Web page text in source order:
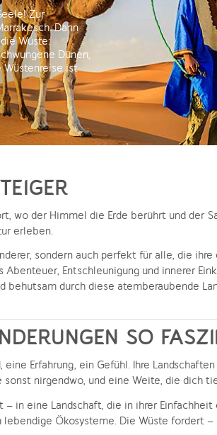
Zur
Dann
Wüste:
Dünen,
Wüstenreise ist
wo der Himmel die Erde berührt und der
erleben.
sondern auch perfekt für alle, die
Entschleunigung und innerer
behutsam durch diese atemberaubende
SO
Erfahrung, ein Gefühl. Ihre
nirgendwo, und eine Weite, die dich
– in eine Landschaft, die in ihrer
Ökosysteme. Die Wüste fordert